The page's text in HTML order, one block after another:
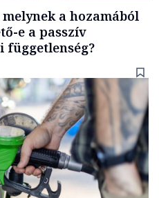
a hozamából
e a passzív
függetlenség?